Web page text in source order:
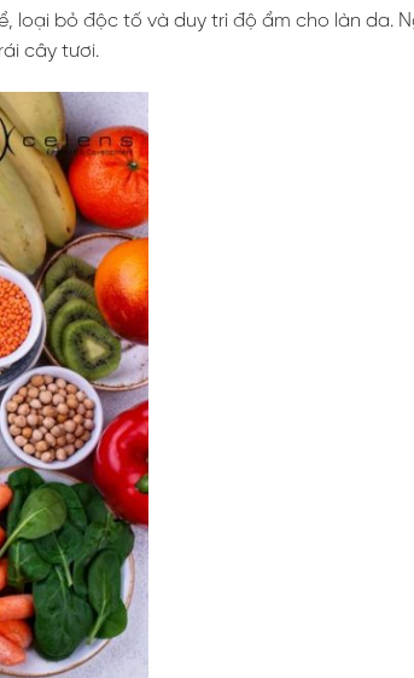
loại bỏ độc tố và duy trì độ ẩm cho làn da.
cây tươi.